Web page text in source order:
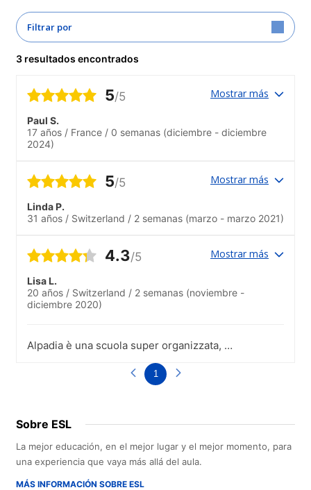
Filtrar por
3 resultados encontrados
5/5 Mostrar más
Paul S.
17 años / France / 0 semanas (diciembre - diciembre
2024)
5/5 Mostrar más
Linda P.
31 años / Switzerland / 2 semanas (marzo - marzo 2021)
4.3/5 Mostrar más
Lisa L.
20 años / Switzerland / 2 semanas (noviembre -
diciembre 2020)
Alpadia è una scuola super organizzata, e
agenzia per organizzare il soggiorno,
sono super gentili e disponbili.Ottimo
1
Sobre ESL
La mejor educación, en el mejor lugar y el mejor momento, para
una experiencia que vaya más allá del aula.
MÁS INFORMACIÓN SOBRE ESL